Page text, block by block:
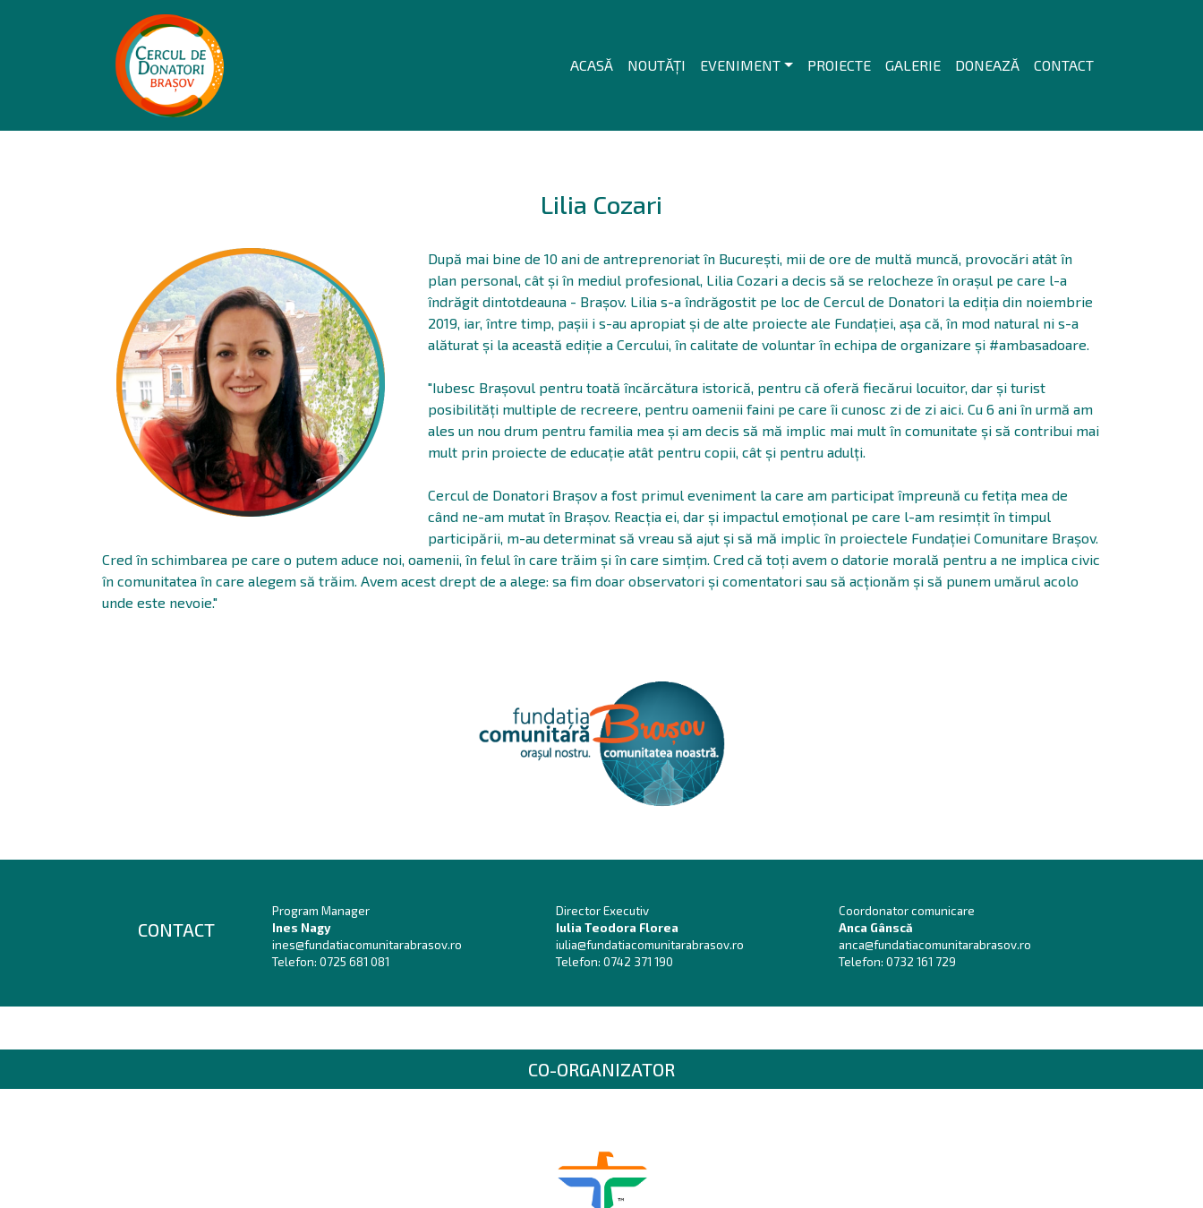
ACASĂ NOUTĂȚI EVENIMENT PROIECTE GALERIE DONEAZĂ CONTACT
Lilia Cozari
După mai bine de 10 ani de antreprenoriat în București, mii de ore de multă muncă, provocări atât în
plan personal, cât și în mediul profesional, Lilia Cozari a decis să se relocheze în orașul pe care l-a
îndrăgit dintotdeauna - Brașov. Lilia s-a îndrăgostit pe loc de Cercul de Donatori la ediția din noiembrie
2019, iar, între timp, pașii i s-au apropiat și de alte proiecte ale Fundației, așa că, în mod natural ni s-a
alăturat și la această ediție a Cercului, în calitate de voluntar în echipa de organizare și #ambasadoare.
"Iubesc Brașovul pentru toată încărcătura istorică, pentru că oferă fiecărui locuitor, dar și turist
posibilități multiple de recreere, pentru oamenii faini pe care îi cunosc zi de zi aici. Cu 6 ani în urmă am
ales un nou drum pentru familia mea și am decis să mă implic mai mult în comunitate și să contribui mai
mult prin proiecte de educație atât pentru copii, cât și pentru adulți.
Cercul de Donatori Brașov a fost primul eveniment la care am participat împreună cu fetița mea de
când ne-am mutat în Brașov. Reacția ei, dar și impactul emoțional pe care l-am resimțit în timpul
participării, m-au determinat să vreau să ajut și să mă implic în proiectele Fundației Comunitare Brașov.
Cred în schimbarea pe care o putem aduce noi, oamenii, în felul în care trăim și în care simțim. Cred că toți avem o datorie morală pentru a ne implica civic
în comunitatea în care alegem să trăim. Avem acest drept de a alege: sa fim doar observatori și comentatori sau să acționăm și să punem umărul acolo
unde este nevoie."
CONTACT
Program Manager
Ines Nagy
ines@fundatiacomunitarabrasov.ro
Telefon: 0725 681 081
Director Executiv
Iulia Teodora Florea
iulia@fundatiacomunitarabrasov.ro
Telefon: 0742 371 190
Coordonator comunicare
Anca Gânscă
anca@fundatiacomunitarabrasov.ro
Telefon:0732 161 729
CO-ORGANIZATOR